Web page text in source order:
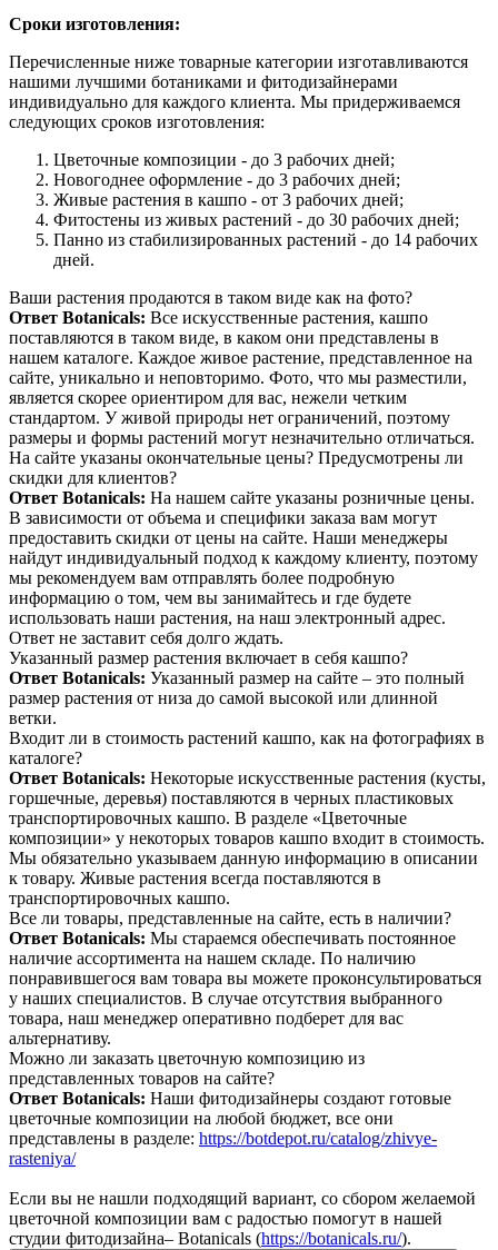
Сроки изготовления:
Перечисленные ниже товарные категории изготавливаются
нашими лучшими ботаниками и фитодизайнерами
индивидуально для каждого клиента. Мы придерживаемся
следующих сроков изготовления:
Цветочные композиции - до 3 рабочих дней;
Новогоднее оформление - до 3 рабочих дней;
Живые растения в кашпо - от 3 рабочих дней;
Фитостены из живых растений - до 30 рабочих дней;
Панно из стабилизированных растений - до 14 рабочих
дней.
Ваши растения продаются в таком виде как на фото?
Ответ Botanicals: Все искусственные растения, кашпо
поставляются в таком виде, в каком они представлены в
нашем каталоге. Каждое живое растение, представленное на
сайте, уникально и неповторимо. Фото, что мы разместили,
является скорее ориентиром для вас, нежели четким
стандартом. У живой природы нет ограничений, поэтому
размеры и формы растений могут незначительно отличаться.
На сайте указаны окончательные цены? Предусмотрены ли
скидки для клиентов?
Ответ Botanicals: На нашем сайте указаны розничные цены.
В зависимости от объема и специфики заказа вам могут
предоставить скидки от цены на сайте. Наши менеджеры
найдут индивидуальный подход к каждому клиенту, поэтому
мы рекомендуем вам отправлять более подробную
информацию о том, чем вы занимайтесь и где будете
использовать наши растения, на наш электронный адрес.
Ответ не заставит себя долго ждать.
Указанный размер растения включает в себя кашпо?
Ответ Botanicals: Указанный размер на сайте – это полный
размер растения от низа до самой высокой или длинной
ветки.
Входит ли в стоимость растений кашпо, как на фотографиях в
каталоге?
Ответ Botanicals: Некоторые искусственные растения (кусты,
горшечные, деревья) поставляются в черных пластиковых
транспортировочных кашпо. В разделе «Цветочные
композиции» у некоторых товаров кашпо входит в стоимость.
Мы обязательно указываем данную информацию в описании
к товару. Живые растения всегда поставляются в
транспортировочных кашпо.
Все ли товары, представленные на сайте, есть в наличии?
Ответ Botanicals: Мы стараемся обеспечивать постоянное
наличие ассортимента на нашем складе. По наличию
понравившегося вам товара вы можете проконсультироваться
у наших специалистов. В случае отсутствия выбранного
товара, наш менеджер оперативно подберет для вас
альтернативу.
Можно ли заказать цветочную композицию из
представленных товаров на сайте?
Ответ Botanicals: Наши фитодизайнеры создают готовые
цветочные композиции на любой бюджет, все они
представлены в разделе: https://botdepot.ru/catalog/zhivye-
rasteniya/
Если вы не нашли подходящий вариант, со сбором желаемой
цветочной композиции вам с радостью помогут в нашей
студии фитодизайна– Botanicals (https://botanicals.ru/).